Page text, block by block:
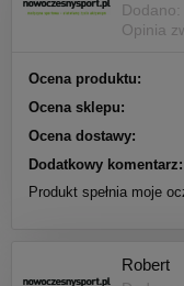
Opinia
Ocena produktu:
Ocena sklepu:
Ocena dostawy:
Dodatkowy komentarz:
Produkt spełnia moje
Robert